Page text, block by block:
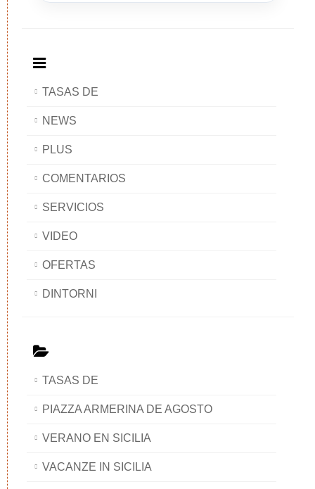
TASAS DE
NEWS
PLUS
COMENTARIOS
SERVICIOS
VIDEO
OFERTAS
DINTORNI
TASAS DE
PIAZZA ARMERINA DE AGOSTO
VERANO EN SICILIA
VACANZE IN SICILIA